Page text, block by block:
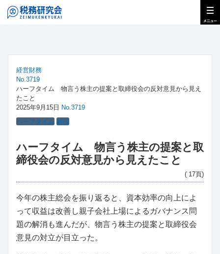
経営財務
No.3719
ハーフタイム 物言う株主の提案と取締役会の反対意見から見え
たこと
2025年9月15日 No.3719
ハーフタイム 解説
ハーフタイム 物言う株主の提案と取
締役会の反対意見から見えたこと
( 17頁)
今年の株主総会を振り返ると、資本効率の向上によ
って収益は改善し親子会社上場によるガバナンス問
題の解消も進んだが、物言う株主の提案と取締役会
意見の対立が目立った。